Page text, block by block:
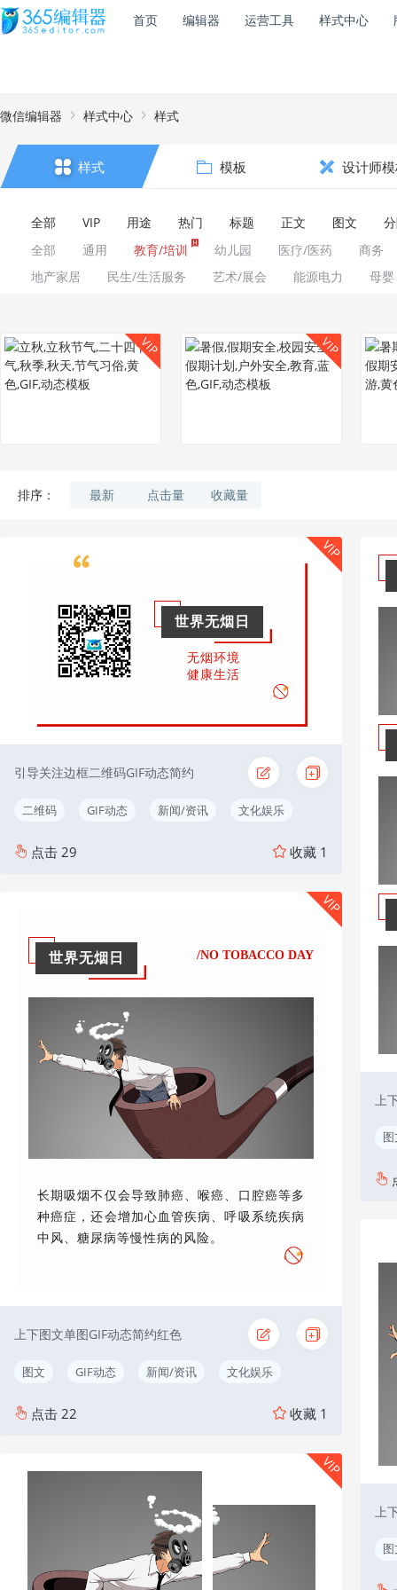
首页 编辑器 运营工具 样式中心
微信编辑器 样式中心 样式
样式 模板 设计师
全部 VIP 用途 热门 标题 正文 图文
全部
通用 教育/培训 幼儿园 医疗/医药
商务
地产家居
民生/生活服务 艺术/展会 能源电力 母婴
VIP VIP
排序： 最新 点击量 收藏量
世界无烟日
无烟环境
健康生活
引导关注边框二维码GIF动态简约
二维码 GIF动态 新闻/资讯 文化娱乐
点击 29 收藏 1
VIP
世界无烟日 /NO TOBACCO DAY
长期吸烟不仅会导致肺癌、喉癌、口腔癌等多
种癌症，还会增加心血管疾病、呼吸系统疾病
中风、糖尿病等慢性病的风险。
上下图文单图GIF动态简约红色
图文 GIF动态 新闻/资讯 文化娱乐
点击 22 收藏 1
VIP
VIP
上
上